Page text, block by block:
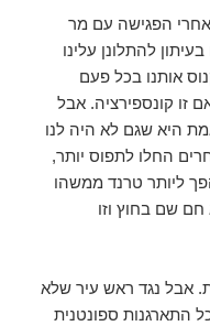
אחרי הפגישה עם מר
להתלונן עלינו
אותנו בכל פעם
זו קונספירציה. אבל
היא שגם לא היה לנו
החלו לתפוס יותר,
ליותר טרנד ממשהו
חם שם בחוץ וזו
אבל נגד ראש עיר שלא
התארגנות ספונטנית